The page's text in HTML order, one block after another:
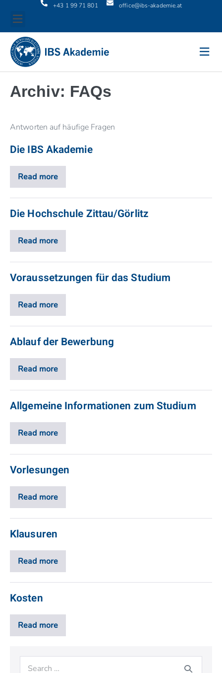
+43 1 99 71 801 office@ibs-akademie.at
Archiv: FAQs
Antworten auf häufige Fragen
Die IBS Akademie
Read more
Die Hochschule Zittau/Görlitz
Read more
Voraussetzungen für das Studium
Read more
Ablauf der Bewerbung
Read more
Allgemeine Informationen zum Studium
Read more
Vorlesungen
Read more
Klausuren
Read more
Kosten
Read more